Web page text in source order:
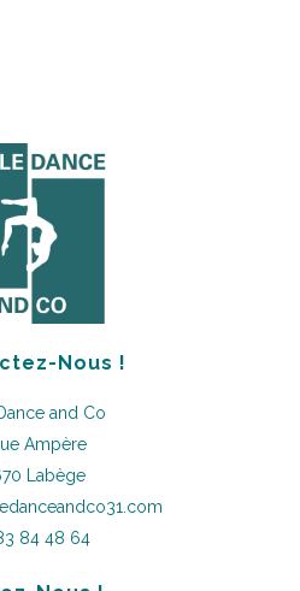
Nous !
and Co
Ampère
Labège
84 48 64